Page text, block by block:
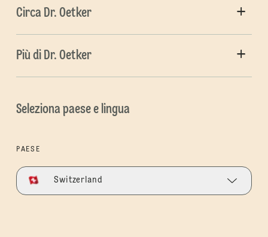
Circa Dr. Oetker
Più di Dr. Oetker
Seleziona paese e lingua
PAESE
Switzerland